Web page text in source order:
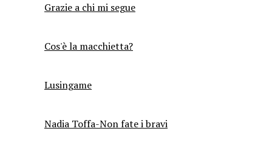
Grazie a chi mi segue
Cos'è la macchietta?
Lusingame
Nadia Toffa-Non fate i bravi